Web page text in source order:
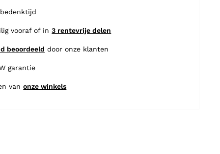
vooraf of in3 rentevrije delen
beoordeeld door onze klanten
garantie
vanonze winkels